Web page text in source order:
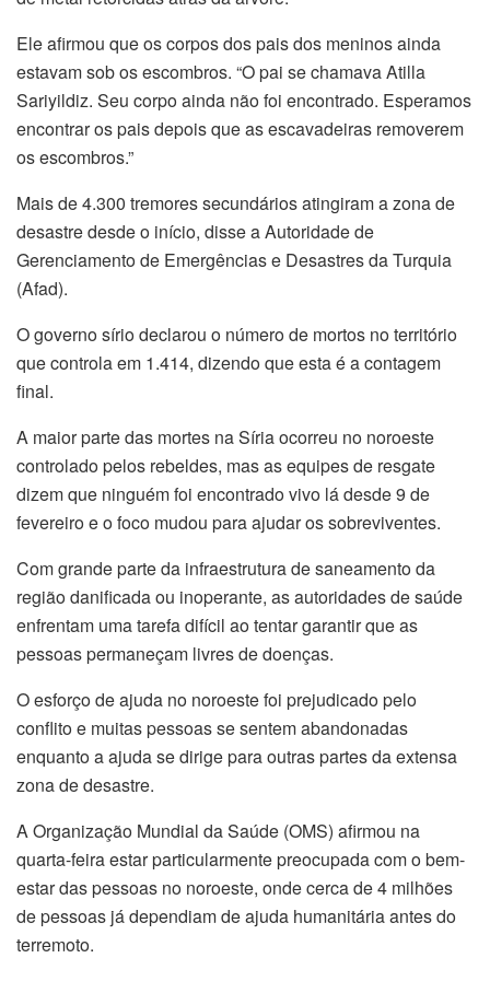
Ele afirmou que os corpos dos pais dos meninos ainda
estavam sob os escombros. “O pai se chamava Atilla
Sariyildiz. Seu corpo ainda não foi encontrado. Esperamos
encontrar os pais depois que as escavadeiras removerem
os escombros.”
Mais de 4.300 tremores secundários atingiram a zona de
desastre desde o início, disse a Autoridade de
Gerenciamento de Emergências e Desastres da Turquia
(Afad).
O governo sírio declarou o número de mortos no território
que controla em 1.414, dizendo que esta é a contagem
final.
A maior parte das mortes na Síria ocorreu no noroeste
controlado pelos rebeldes, mas as equipes de resgate
dizem que ninguém foi encontrado vivo lá desde 9 de
fevereiro e o foco mudou para ajudar os sobreviventes.
Com grande parte da infraestrutura de saneamento da
região danificada ou inoperante, as autoridades de saúde
enfrentam uma tarefa difícil ao tentar garantir que as
pessoas permaneçam livres de doenças.
O esforço de ajuda no noroeste foi prejudicado pelo
conflito e muitas pessoas se sentem abandonadas
enquanto a ajuda se dirige para outras partes da extensa
zona de desastre.
A Organização Mundial da Saúde (OMS) afirmou na
quarta-feira estar particularmente preocupada com o bem-
estar das pessoas no noroeste, onde cerca de 4 milhões
de pessoas já dependiam de ajuda humanitária antes do
terremoto.